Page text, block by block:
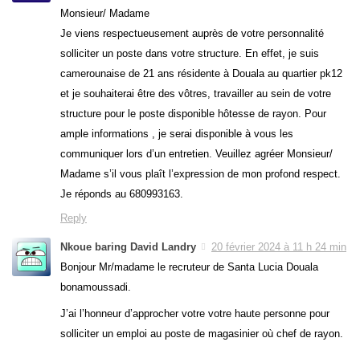
Monsieur/ Madame
Je viens respectueusement auprès de votre personnalité
solliciter un poste dans votre structure. En effet, je suis
camerounaise de 21 ans résidente à Douala au quartier pk12
et je souhaiterai être des vôtres, travailler au sein de votre
structure pour le poste disponible hôtesse de rayon. Pour
ample informations , je serai disponible à vous les
communiquer lors d’un entretien. Veuillez agréer Monsieur/
Madame s’il vous plaît l’expression de mon profond respect.
Je réponds au 680993163.
Reply
Nkoue baring David Landry
20 février 2024 à 11 h 24 min
Bonjour Mr/madame le recruteur de Santa Lucia Douala
bonamoussadi.
J’ai l’honneur d’approcher votre votre haute personne pour
solliciter un emploi au poste de magasinier où chef de rayon.